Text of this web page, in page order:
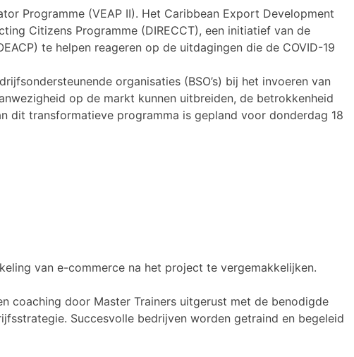
Programme (VEAP II). Het Caribbean Export Development
Citizens Programme (DIRECCT), een initiatief van de
te helpen reageren op de uitdagingen die de COVID-19
organisaties (BSO’s) bij het invoeren van
op de markt kunnen uitbreiden, de betrokkenheid
dit transformatieve programma is gepland voor donderdag 18
van e-commerce na het project te vergemakkelijken.
coaching door Master Trainers uitgerust met de benodigde
Succesvolle bedrijven worden getraind en begeleid